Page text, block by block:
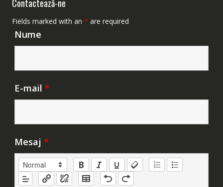
Contactează-ne
Fields marked with an * are required
Nume
E-mail *
Mesaj *